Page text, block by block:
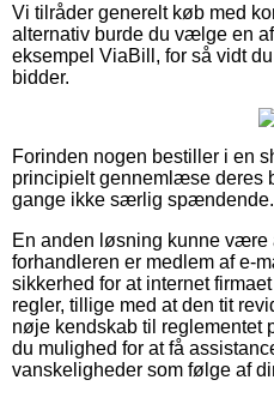
Vi tilråder generelt køb med
alternativ burde du vælge en
eksempel ViaBill, for så vidt
bidder.
Forinden nogen bestiller i en
principielt gennemlæse deres
gange ikke særlig spændende.
En anden løsning kunne være
forhandleren er medlem af e-
sikkerhed for at internet
regler, tillige med at den tit
nøje kendskab til reglementet
du mulighed for at få
vanskeligheder som følge af